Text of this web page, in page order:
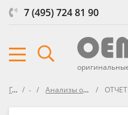
7 (495) 724 81 90
Главная ФорумАнализы отработанных трансмиссионных масел ОТЧЕТ ОБ ИСПЫТАНИИ